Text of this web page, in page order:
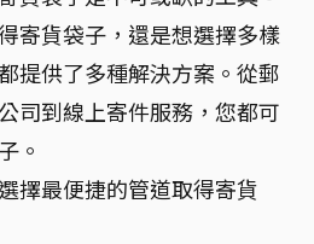
寄貨袋子，還是想選擇多樣
提供了多種解決方案。從郵
司到線上寄件服務，您都可
。
擇最便捷的管道取得寄貨